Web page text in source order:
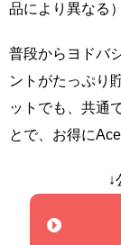
品により異なる
普段からヨドバ
ントがたっぷり
ットでも、共通
とで、お得に
↓